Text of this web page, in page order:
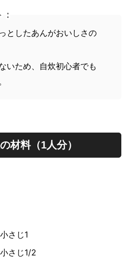
としたあんがおいしさの
いため、自炊初心者でも
材料（1人分）
さじ1
さじ1/2